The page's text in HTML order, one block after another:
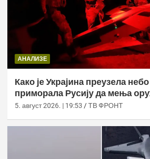
АНАЛИЗЕ
Како је Украјина преузела
приморала Русију да мења
5. август 2026. | 19:53 ТВ ФРОНТ